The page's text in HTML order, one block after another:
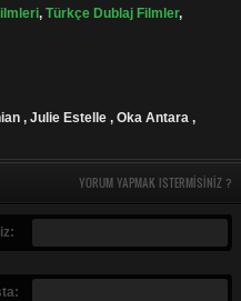
, Türkçe Dublaj Filmler,
, Julie Estelle , Oka Antara ,
YORUM YAPMAK ISTERMISINIZ ?